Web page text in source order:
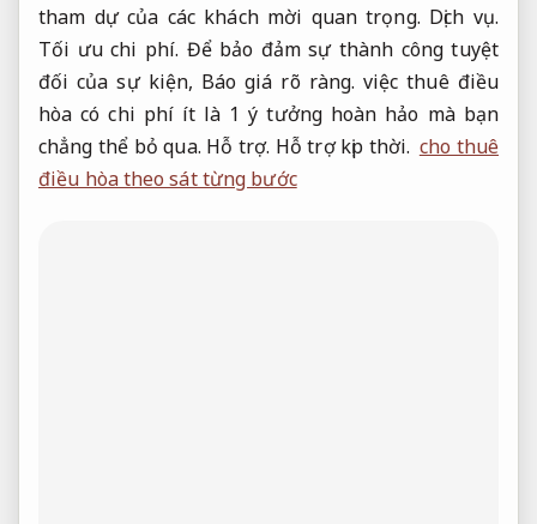
tham dự của các khách mời quan trọng. Dịch vụ.
Tối ưu chi phí. Để bảo đảm sự thành công tuyệt
đối của sự kiện, Báo giá rõ ràng. việc thuê điều
hòa có chi phí ít là 1 ý tưởng hoàn hảo mà bạn
chẳng thể bỏ qua. Hỗ trợ. Hỗ trợ kịp thời. cho thuê
điều hòa theo sát từng bước